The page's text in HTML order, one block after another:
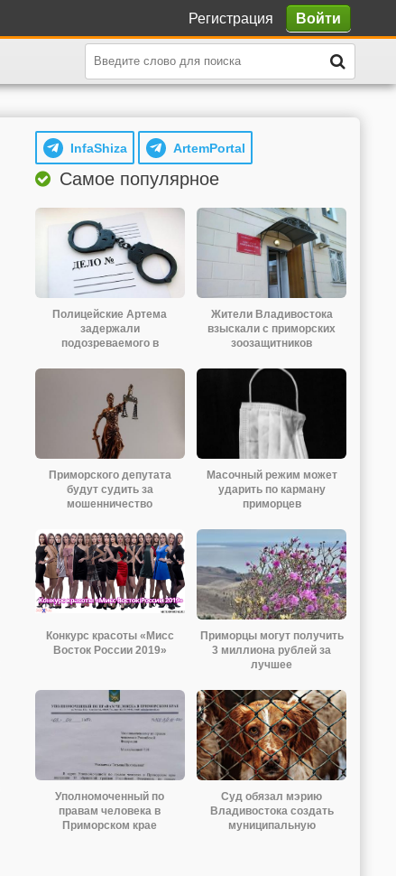
Регистрация Войти
InfaShiza ArtemPortal
Самое популярное
Полицейские Артема
задержали
подозреваемого в
Жители Владивостока
взыскали с приморских
зоозащитников
Приморского депутата
будут судить за
мошенничество
Масочный режим может
ударить по карману
приморцев
Конкурс красоты «Мисс
Восток России 2019»
Приморцы могут получить
3 миллиона рублей за
лучшее
Уполномоченный по
правам человека в
Приморском крае
Суд обязал мэрию
Владивостока создать
муниципальную